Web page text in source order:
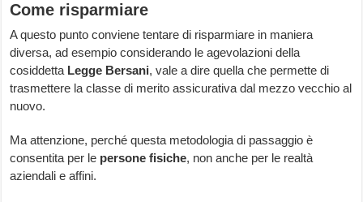
Come risparmiare
A questo punto conviene tentare di risparmiare in maniera
diversa, ad esempio considerando le agevolazioni della
cosiddetta Legge Bersani, vale a dire quella che permette di
trasmettere la classe di merito assicurativa dal mezzo vecchio al
nuovo.
Ma attenzione, perché questa metodologia di passaggio è
consentita per le persone fisiche, non anche per le realtà
aziendali e affini.